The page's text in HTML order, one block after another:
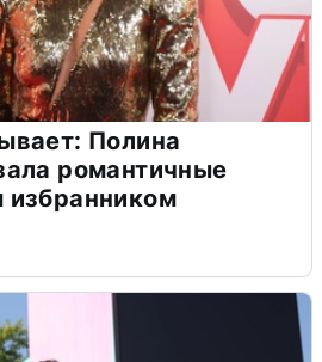
Полина
романтичные